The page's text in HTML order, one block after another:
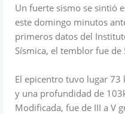
Un fuerte sismo se sintió
este domingo minutos
primeros datos del
Sísmica, el temblor fue de
El epicentro tuvo lugar 73
y una profundidad de
Modificada, fue de III a V